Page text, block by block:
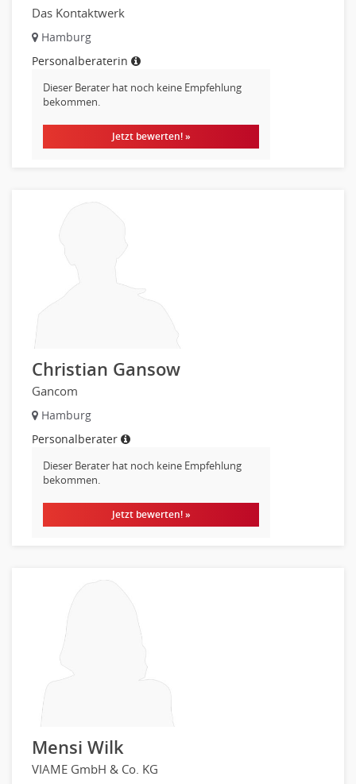
Das Kontaktwerk
Hamburg
Personalberaterin
Dieser Berater hat noch keine Empfehlung
bekommen.
Jetzt bewerten! »
Christian Gansow
Gancom
Hamburg
Personalberater
Dieser Berater hat noch keine Empfehlung
bekommen.
Jetzt bewerten! »
Mensi Wilk
VIAME GmbH & Co. KG